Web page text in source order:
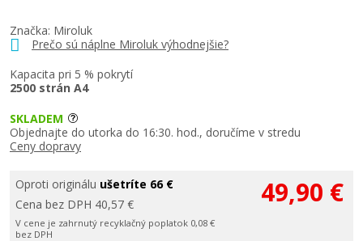
Značka: Miroluk
Prečo sú náplne Miroluk výhodnejšie?
Kapacita pri 5 % pokrytí
2500 strán A4
SKLADEM
Objednajte do utorka do 16:30. hod., doručíme v stredu
Ceny dopravy
Oproti originálu ušetríte 66 €
Cena bez DPH 40,57 €
V cene je zahrnutý recyklačný poplatok 0,08 €
bez DPH
49,90 €